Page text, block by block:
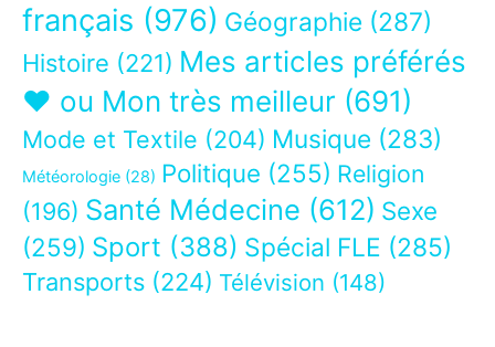
français (976) Géographie (287)
Histoire (221) Mes articles préférés
❤ ou Mon très meilleur (691)
Mode et Textile (204) Musique (283)
Météorologie (28) Politique (255) Religion
(196) Santé Médecine (612) Sexe
(259) Sport (388) Spécial FLE (285)
Transports (224) Télévision (148)